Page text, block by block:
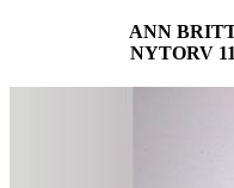
ANN
NYTORV